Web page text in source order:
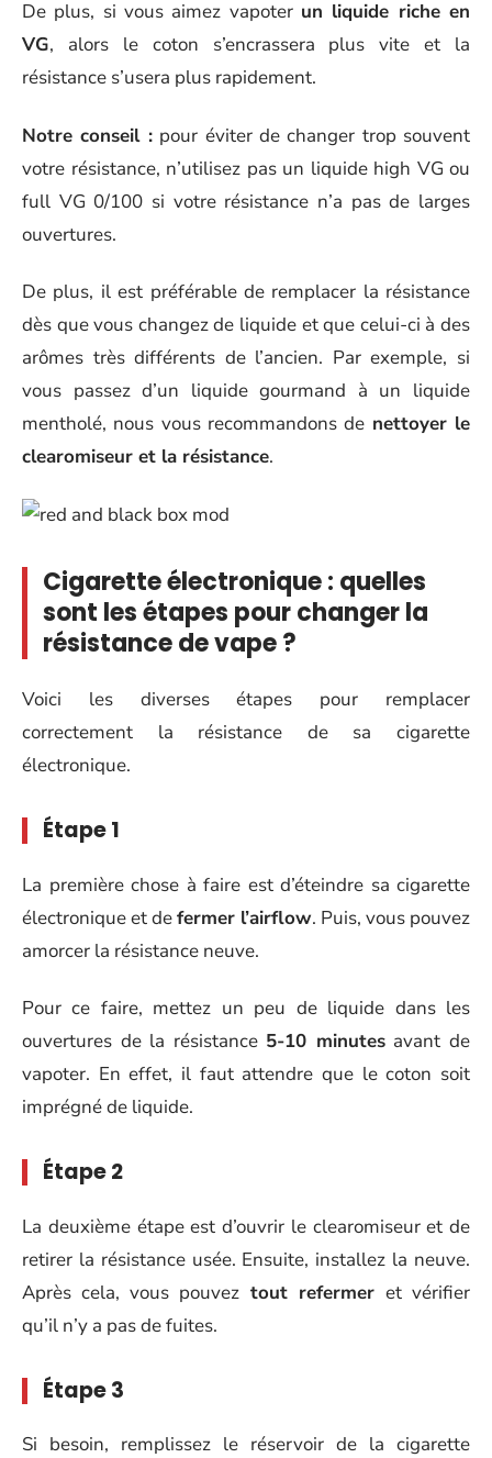
De plus, si vous aimez vapoter un liquide riche en
VG, alors le coton s’encrassera plus vite et la
résistance s’usera plus rapidement.
Notre conseil :pour éviter de changer trop souvent
votre résistance, n’utilisez pas un liquide high VG ou
full VG 0/100 si votre résistance n’a pas de larges
ouvertures.
De plus, il est préférable de remplacer la résistance
dès que vous changez de liquide et que celui-ci à des
arômes très différents de l’ancien. Par exemple, si
vous passez d’un liquide gourmand à un liquide
mentholé, nous vous recommandons de nettoyer le
clearomiseur et la résistance.
Cigarette électronique : quelles
sont les étapes pour changer la
résistance de vape ?
Voici les diverses étapes pour remplacer
correctement la résistance de sa cigarette
électronique.
Étape 1
La première chose à faire est d’éteindre sa cigarette
électronique et defermer l’airflow. Puis, vous pouvez
amorcer la résistance neuve.
Pour ce faire, mettez un peu de liquide dans les
ouvertures de la résistance 5-10 minutesavant de
vapoter. En effet, il faut attendre que le coton soit
imprégné de liquide.
Étape 2
La deuxième étape est d’ouvrir le clearomiseur et de
retirer la résistance usée. Ensuite, installez la neuve.
Après cela, vous pouvez tout refermer et vérifier
qu’il n’y a pas de fuites.
Étape 3
Si besoin, remplissez le réservoir de la cigarette